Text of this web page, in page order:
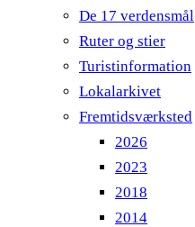
De 17 verdensmål
Ruter og stier
Turistinformation
Lokalarkivet
Fremtidsværksted
2026
2023
2018
2014